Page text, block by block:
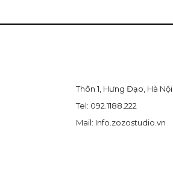
Thôn 1, Hưng Đạo, Hà Nội
Tel: 092.1188.222
Mail: Info.zozostudio.vn